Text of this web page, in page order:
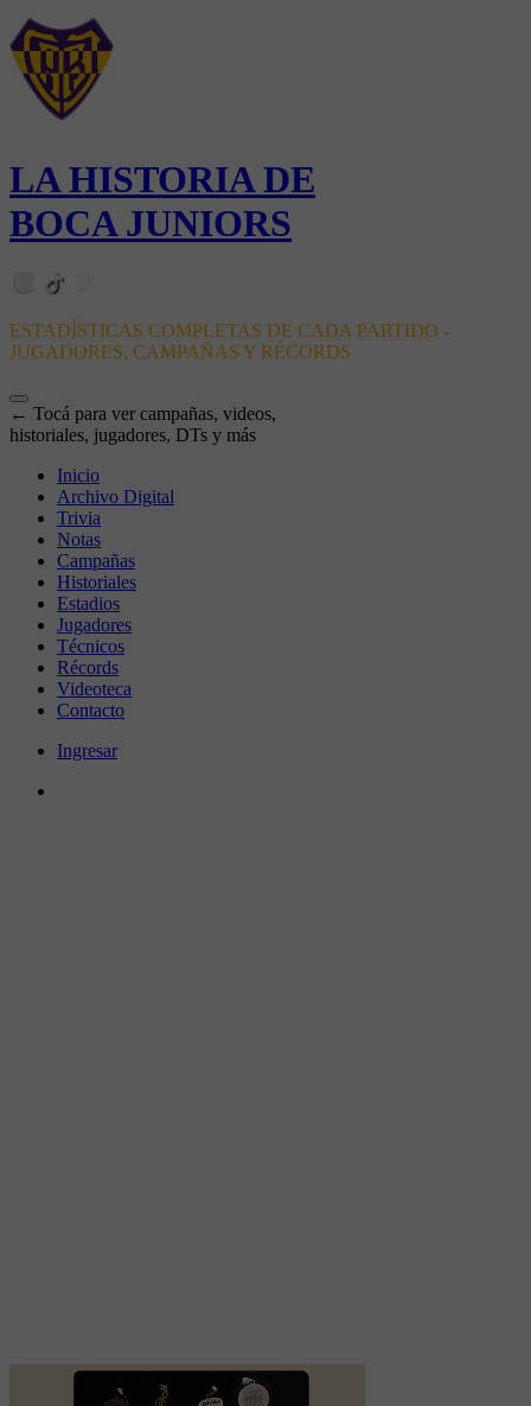
LA HISTORIA DE
BOCA JUNIORS
ESTADÍSTICAS COMPLETAS DE CADA PARTIDO -
JUGADORES, CAMPAÑAS Y RÉCORDS
← Tocá para ver campañas, videos,
historiales, jugadores, DTs y más
Inicio
Archivo Digital
Trivia
Notas
Campañas
Historiales
Estadios
Jugadores
Técnicos
Récords
Videoteca
Contacto
Ingresar